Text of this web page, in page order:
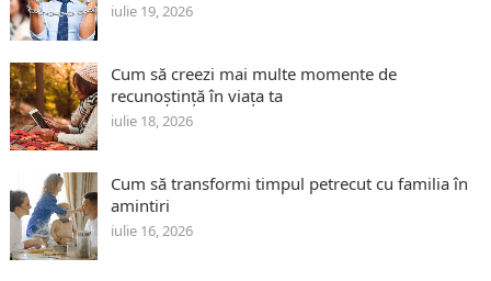
iulie 19, 2026
Cum să creezi mai multe momente de
recunoștință în viața ta
iulie 18, 2026
Cum să transformi timpul petrecut cu familia în
amintiri
iulie 16, 2026